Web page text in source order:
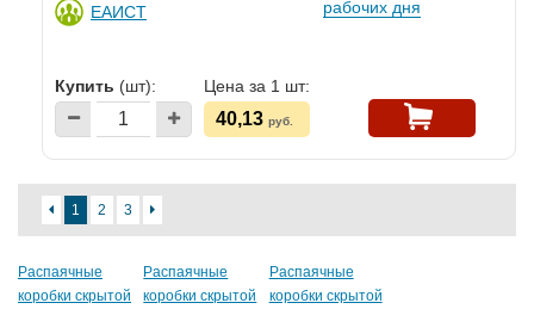
ЕАИСТ
рабочих дня
Купить (шт): Цена за 1 шт:
40,13 руб.
1 2 3
Распаячные
коробки скрытой
Распаячные
коробки скрытой
Распаячные
коробки скрытой